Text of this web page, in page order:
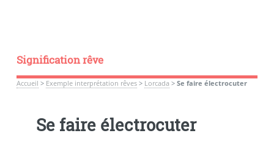
Signification rêve
Accueil > Exemple interprétation rêves> Lorcada > Se faire électrocuter
Se faire électrocuter